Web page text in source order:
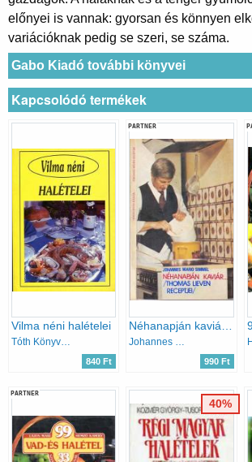
előnyei is vannak: gyorsan és könnyen
variációknak pedig se szeri, se száma.
Gabo Kiadó további könyvei
Kapcsolódó termékek
Vilma néni halételei
840 Ft
PARTNER
990 Ft
PARTNER
40%